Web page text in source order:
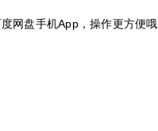
网盘手机App，操作更方便哦